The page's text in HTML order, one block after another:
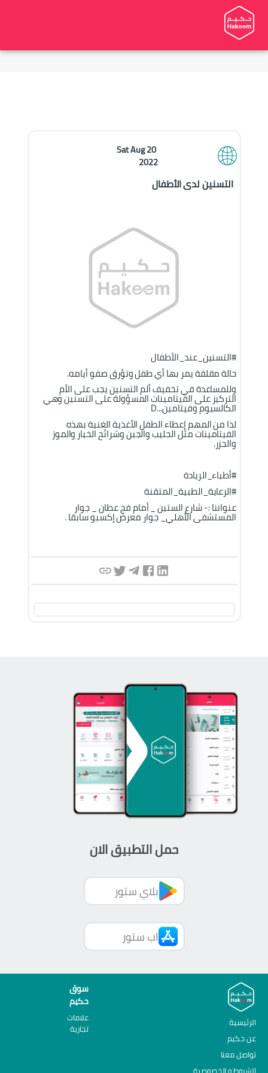
Sat Aug 20
2022
التسنين لدى الأطفال
#التسنين_عند_الأطفال
حالة مقلقة يمر بها أي طفل وتؤرق صفو أيامه.
وللمساعدة في تخفيف ألم التسنين يجب على الأم
التركيز على الفيتامينات المسؤولة على التسنين وهي
الكالسيوم وفيتامينD...
لذا من المهم إعطاء الطفل الأغذية الغنية بهذه
الفيتامينات مثل الحليب والجبن وشرائح الخيار والموز
والجزر.
#أطباء_الريادة
#الرعاية_الطبية_المتقنة
عنواننا :- شارع الستين _ أمام فج عطان _ جوار
المستشفى الأهلي_ جوار معرض إكسبو سابقا.
حمل التطبيق الان
بلاي ستور
اب ستور
الرئيسية
عن حكيم
تواصل معنا
سوق
حكيم
علامات
تجارية